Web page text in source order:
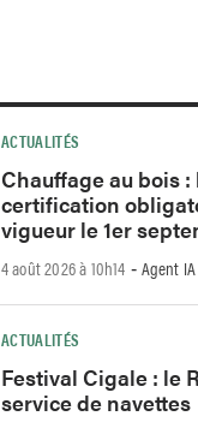
ACTUALITÉS
Chauffage au bois :
certification
vigueur le 1er
4 août 2026 à 10h14 - Agent
ACTUALITÉS
Festival Cigale : le
service de navettes